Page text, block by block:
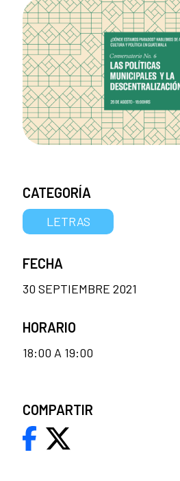
CATEGORÍA
LETRAS
FECHA
30 SEPTIEMBRE 2021
HORARIO
18:00 A 19:00
COMPARTIR